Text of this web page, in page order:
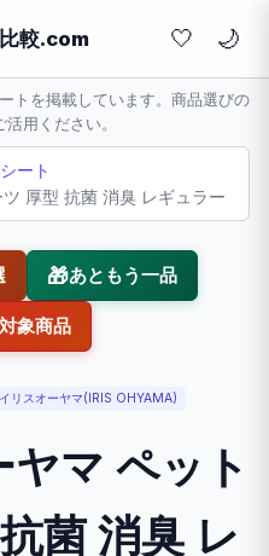
較.com 🤍
トを掲載しています。商品選びの
用ください。
ート
厚型 抗菌 消臭 レギュラー
🎁あともう一品
象商品
リスオーヤマ(IRIS OHYAMA)
マ ペット
菌 消臭 レ